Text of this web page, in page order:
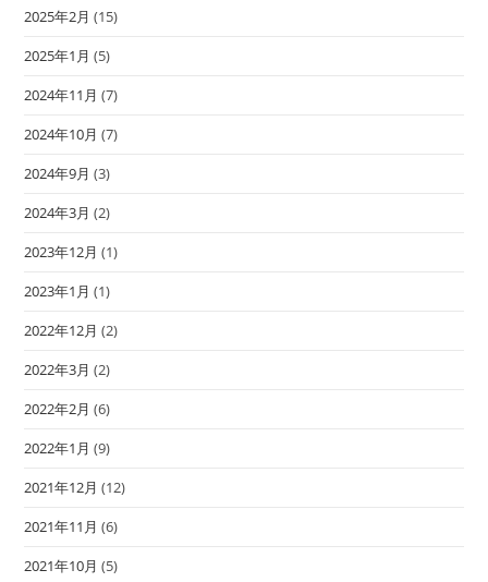
2025年2月 (15)
2025年1月 (5)
2024年11月 (7)
2024年10月 (7)
2024年9月 (3)
2024年3月 (2)
2023年12月 (1)
2023年1月 (1)
2022年12月 (2)
2022年3月 (2)
2022年2月 (6)
2022年1月 (9)
2021年12月 (12)
2021年11月 (6)
2021年10月 (5)